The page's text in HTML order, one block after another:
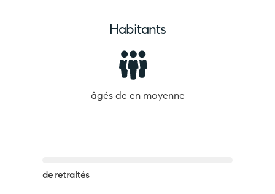
Habitants
âgés de en moyenne
de retraités